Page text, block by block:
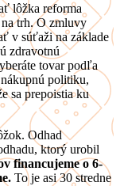
lôžka reforma
na trh. O zmluvy
v súťaži na základe
zdravotnú
tovar podľa
politiku,
sa prepoistia ku
Odhad
ktorý urobil
financujeme o 6-
To je asi 30 stredne